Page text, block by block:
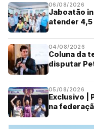
06/08/2026
Jaboatão
atender
04/08/2026
Coluna da
disputar
05/08/2026
Exclusivo |
na